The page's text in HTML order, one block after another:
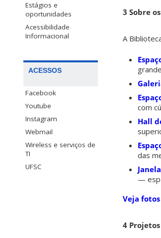
Estágios e
oportunidades
Acessibilidade
Informacional
ACESSOS
Facebook
Youtube
Instagram
Webmail
Wireless e serviços de
TI
UFSC
3 Sobre
A
com
Hall
das
—
Veja
4